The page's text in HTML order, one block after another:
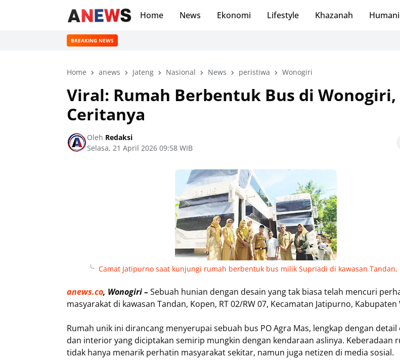
Home News Ekonomi Lifestyle Khazanah
BREAKING NEWS
Home anews Jateng Nasional News peristiwa Wonogiri
Viral: Rumah Berbentuk Bus di
Ceritanya
Oleh Redaksi
Selasa, 21 April 2026 09:58 WIB
Camat Jatipurno saat kunjungi rumah berbentuk bus milik Supriadi di kawasan Tandan,
anews.co, Wonogiri –Sebuah hunian dengan desain yang tak biasa telah mencuri
masyarakat di kawasan Tandan, Kopen, RT 02/RW 07, Kecamatan Jatipurno,
Rumah unik ini dirancang menyerupai sebuah bus PO Agra Mas, lengkap dengan
dan interior yang diciptakan semirip mungkin dengan kendaraan aslinya. Keberadaan
tidak hanya menarik perhatin masyarakat sekitar, namun juga netizen di media sosial.